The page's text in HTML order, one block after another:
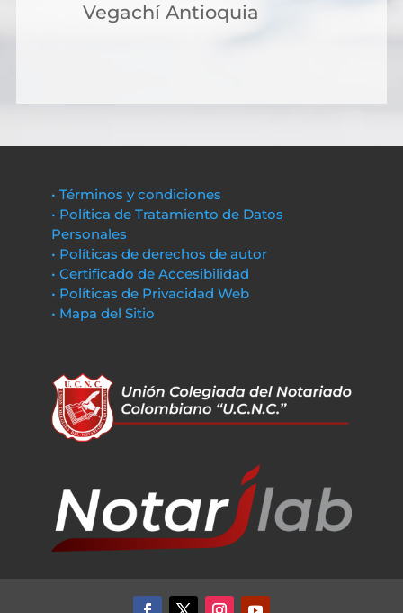
Vegachí Antioquia
• Términos y condiciones
• Política de Tratamiento de Datos
Personales
• Políticas de derechos de autor
• Certificado de Accesibilidad
• Políticas de Privacidad Web
• Mapa del Sitio